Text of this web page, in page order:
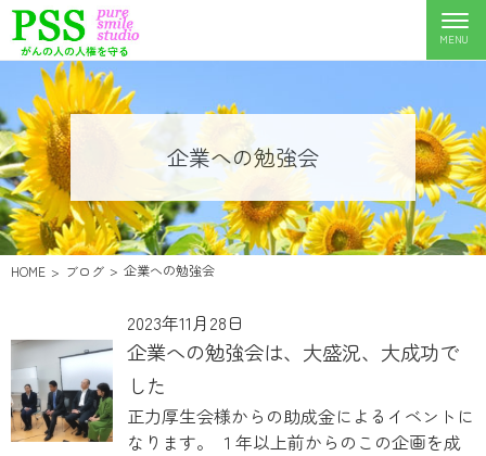
企業への勉強会
HOME ブログ 企業への勉強会
2023年11月28日
企業への勉強会は、大盛況、大成功で
した
正力厚生会様からの助成金によるイベントに
なります。 １年以上前からのこの企画を成